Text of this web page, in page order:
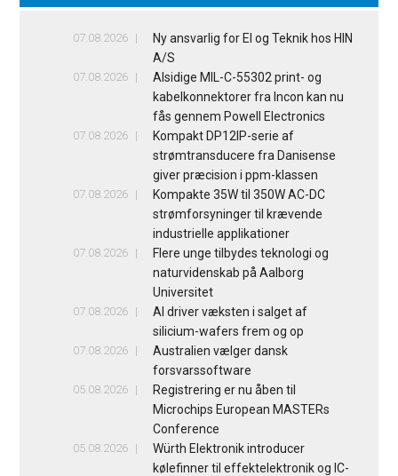
07.08.2026
Ny ansvarlig for El og Teknik hos HIN
A/S
07.08.2026
Alsidige MIL-C-55302 print- og
kabelkonnektorer fra Incon kan nu
fås gennem Powell Electronics
07.08.2026
Kompakt DP12IP-serie af
strømtransducere fra Danisense
giver præcision i ppm-klassen
07.08.2026
Kompakte 35W til 350W AC-DC
strømforsyninger til krævende
industrielle applikationer
07.08.2026
Flere unge tilbydes teknologi og
naturvidenskab på Aalborg
Universitet
07.08.2026
AI driver væksten i salget af
silicium-wafers frem og op
07.08.2026
Australien vælger dansk
forsvarssoftware
05.08.2026
Registrering er nu åben til
Microchips European MASTERs
Conference
05.08.2026
Würth Elektronik introducer
kølefinner til effektelektronik og IC-